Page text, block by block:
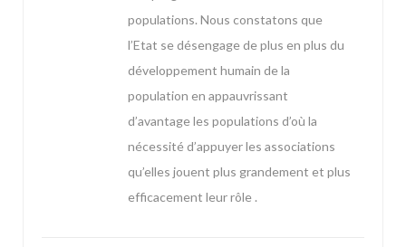
populations. Nous constatons que
l’Etat se désengage de plus en plus du
développement humain de la
population en appauvrissant
d’avantage les populations d’où la
nécessité d’appuyer les associations
qu’elles jouent plus grandement et plus
efficacement leur rôle .